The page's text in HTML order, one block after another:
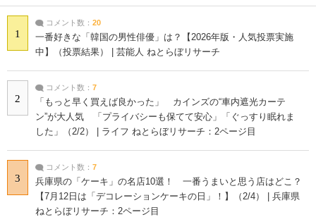
1
コメント数： 20
一番好きな「韓国の男性俳優」は？【2026年版・人気投票実施
中】（投票結果） | 芸能人 ねとらぼリサーチ
2
コメント数： 7
「もっと早く買えば良かった」 カインズの“車内遮光カーテ
ン”が大人気 「プライバシーも保てて安心」「ぐっすり眠れま
した」（2/2） | ライフ ねとらぼリサーチ：2ページ目
3
コメント数： 7
兵庫県の「ケーキ」の名店10選！ 一番うまいと思う店はどこ？
【7月12日は「デコレーションケーキの日」！】（2/4） | 兵庫県
ねとらぼリサーチ：2ページ目